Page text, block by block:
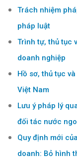
Trách nhiệm
pháp luật
Trình tự, thủ tục
doanh nghiệp
Hồ sơ, thủ tục
Việt Nam
Lưu ý pháp lý
đối tác nước
Quy định mới
doanh: Bỏ hình